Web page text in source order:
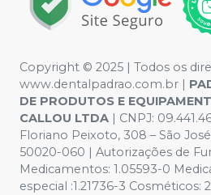
Copyright © 2025 | Todos os
www.dentalpadrao.com.br |
DE PRODUTOS E
CALLOU LTDA | CNPJ:
Floriano Peixoto, 308 – São
50020-060 | Autorizações de
Medicamentos: 1.05593-0
especial :1.21736-3 Cosméticos: